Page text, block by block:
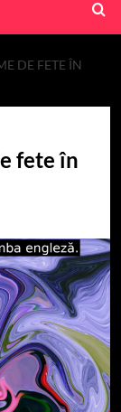
DE FETE ÎN
fete în